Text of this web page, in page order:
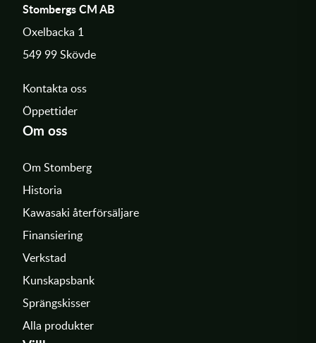
Stombergs CM AB
Oxelbacka 1
549 99 Skövde
Kontakta oss
Öppettider
Om oss
Om Stomberg
Historia
Kawasaki återförsäljare
Finansiering
Verkstad
Kunskapsbank
Sprängskisser
Alla produkter